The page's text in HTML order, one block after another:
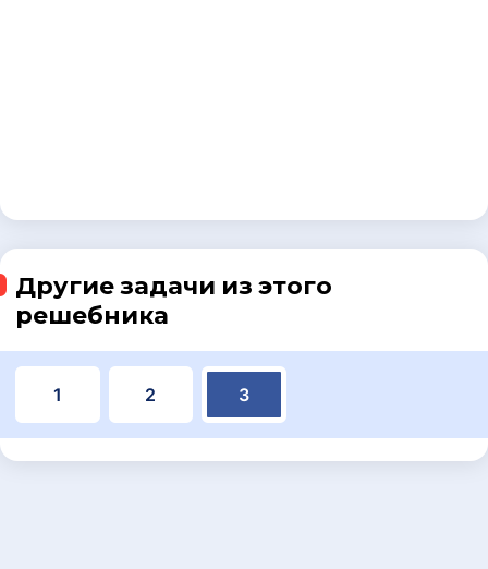
Другие задачи из этого
решебника
1 2 3